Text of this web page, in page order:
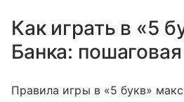
Как играть в «5
Банка:
Правила игры в «5 букв»